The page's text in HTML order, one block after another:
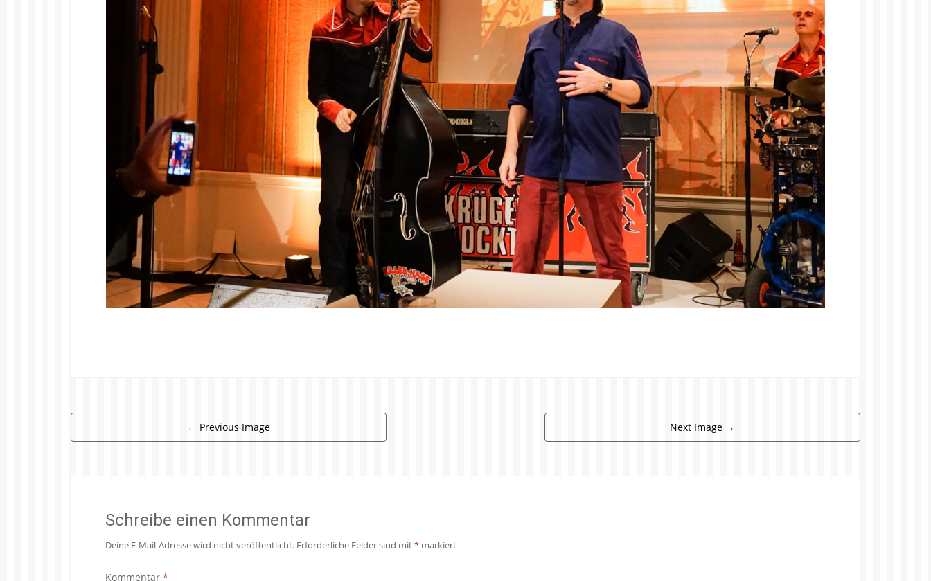
← Previous Image Next Image →
Schreibe einen Kommentar
Deine E-Mail-Adresse wird nicht veröffentlicht. Erforderliche Felder sind mit* markiert
Kommentar *